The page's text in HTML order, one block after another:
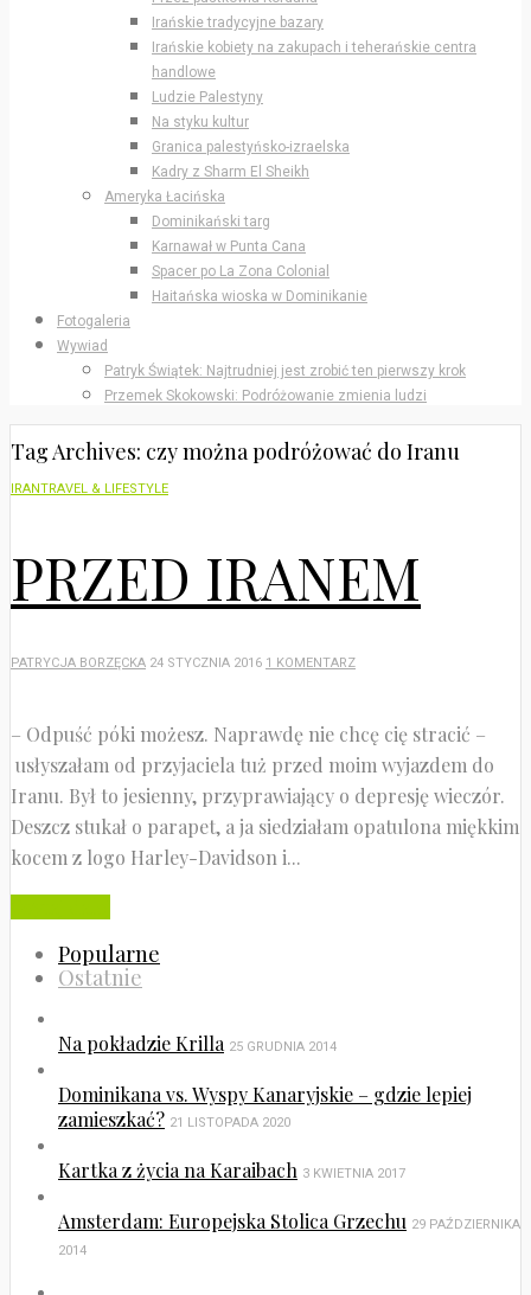
Irańskie tradycyjne bazary
Irańskie kobiety na zakupach i teherańskie centra
handlowe
Ludzie Palestyny
Na styku kultur
Granica palestyńsko-izraelska
Kadry z Sharm El Sheikh
Ameryka Łacińska
Dominikański targ
Karnawał w Punta Cana
Spacer po La Zona Colonial
Haitańska wioska w Dominikanie
Fotogaleria
Wywiad
Patryk Świątek: Najtrudniej jest zrobić ten pierwszy krok
Przemek Skokowski: Podróżowanie zmienia ludzi
Tag Archives: czy można podróżować do Iranu
IRANTRAVEL & LIFESTYLE
PRZED IRANEM
PATRYCJA BORZĘCKA 24 STYCZNIA 2016 1 KOMENTARZ
– Odpuść póki możesz. Naprawdę nie chcę cię stracić –
usłyszałam od przyjaciela tuż przed moim wyjazdem do
Iranu. Był to jesienny, przyprawiający o depresję wieczór.
Deszcz stukał o parapet, a ja siedziałam opatulona miękkim
kocem z logo Harley-Davidson i...
Popularne
Ostatnie
Na pokładzie Krilla 25 GRUDNIA 2014
Dominikana vs. Wyspy Kanaryjskie – gdzie lepiej
zamieszkać? 21 LISTOPADA 2020
Kartka z życia na Karaibach 3 KWIETNIA 2017
Amsterdam: Europejska Stolica Grzechu 29 PAŹDZIERNIKA
2014